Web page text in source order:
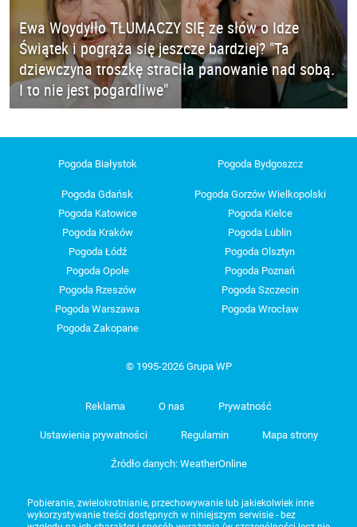
Ewa Woydyłło TŁUMACZY SIĘ ze słów o Idze
Świątek i pogrąża się jeszcze bardziej? "Ta
dziewczyna troszkę straciła panowanie nad sobą.
I to nie jest pogardliwe"
Pogoda Białystok Pogoda Bydgoszcz
Pogoda Gdańsk
Pogoda Gorzów Wielkopolski
Pogoda Katowice
Pogoda Kielce
Pogoda Kraków
Pogoda Lublin
Pogoda Łódź
Pogoda Olsztyn
Pogoda Opole
Pogoda Poznań
Pogoda Rzeszów
Pogoda Szczecin
Pogoda Warszawa
Pogoda Wrocław
Pogoda Zakopane
© 1995-2026 Grupa WP
Reklama O nas Prywatność
Ustawienia prywatności Regulamin Mapa strony
Źródło danych: WeatherOnline
Pobieranie, zwielokrotnianie, przechowywanie lub jakiekolwiek inne
wykorzystywanie treści dostępnych w niniejszym serwisie - bez